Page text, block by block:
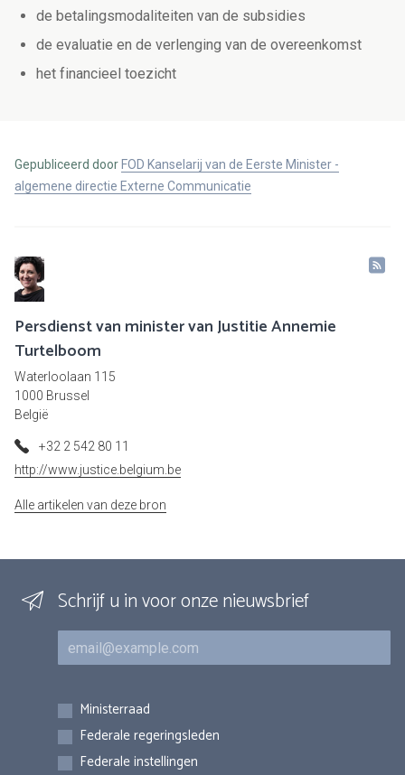
de betalingsmodaliteiten van de subsidies
de evaluatie en de verlenging van de overeenkomst
het financieel toezicht
Gepubliceerd door FOD Kanselarij van de Eerste Minister -
algemene directie Externe Communicatie
Persdienst van minister van Justitie Annemie
Turtelboom
Waterloolaan 115
1000 Brussel
België
+32 2 542 80 11
http://www.justice.belgium.be
Alle artikelen van deze bron
Schrijf u in voor onze nieuwsbrief
E-mail
Inschrijvingen
Ministerraad
Federale regeringsleden
Federale instellingen